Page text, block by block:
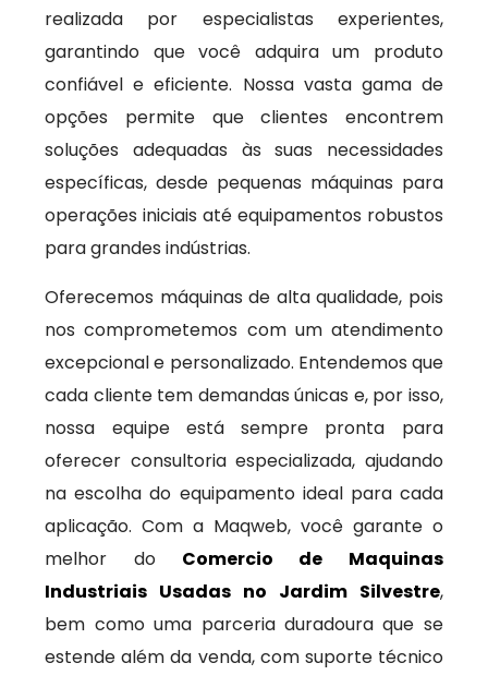
realizada por especialistas experientes,
garantindo que você adquira um produto
confiável e eficiente. Nossa vasta gama de
opções permite que clientes encontrem
soluções adequadas às suas necessidades
específicas, desde pequenas máquinas para
operações iniciais até equipamentos robustos
para grandes indústrias.
Oferecemos máquinas de alta qualidade, pois
nos comprometemos com um atendimento
excepcional e personalizado. Entendemos que
cada cliente tem demandas únicas e, por isso,
nossa equipe está sempre pronta para
oferecer consultoria especializada, ajudando
na escolha do equipamento ideal para cada
aplicação. Com a Maqweb, você garante o
melhor do Comercio de Maquinas
Industriais Usadas no Jardim Silvestre,
bem como uma parceria duradoura que se
estende além da venda, com suporte técnico